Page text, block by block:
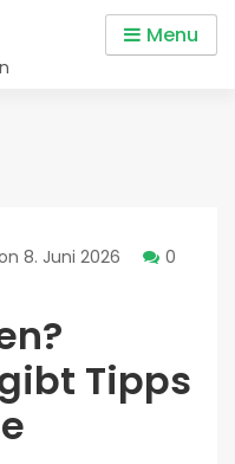
Menu
8. Juni 2026
0
Tipps